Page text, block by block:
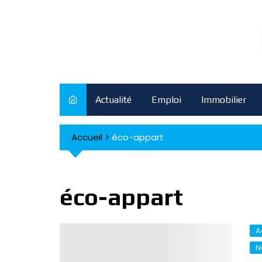
Actualité Emploi Immobilier
Accueil > éco-appart
éco-appart